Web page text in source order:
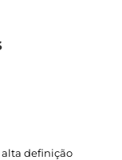
definição